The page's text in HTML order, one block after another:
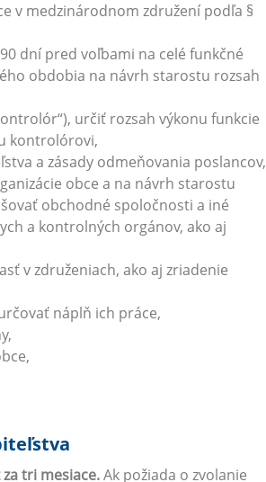
v medzinárodnom združení podľa §
dní pred voľbami na celé funkčné
obdobia na návrh starostu rozsah
určiť rozsah výkonu funkcie
kontrolórovi,
a zásady odmeňovania poslancov,
obce a na návrh starostu
obchodné spoločnosti a iné
a kontrolných orgánov, ako aj
v združeniach, ako aj zriadenie
náplň ich práce,
tri mesiace.Ak požiada o zvolanie